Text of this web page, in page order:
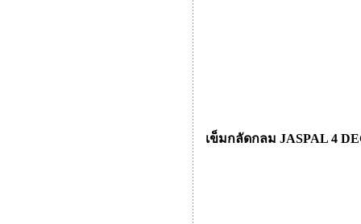
เข็มกลัดกลม JASPAL 4